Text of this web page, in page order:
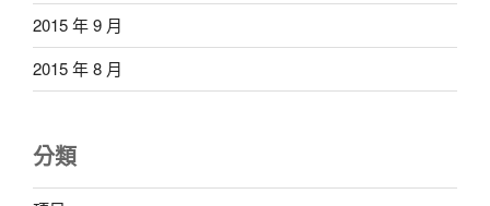
2015 年 9 月
2015 年 8 月
分類